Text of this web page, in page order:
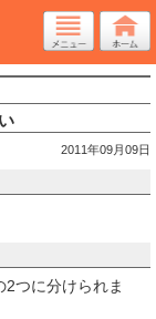
2011年09月09日
つに分けられま